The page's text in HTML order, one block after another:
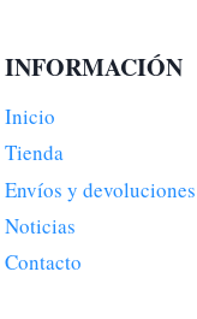
INFORMACIÓN
Inicio
Tienda
Envíos y devoluciones
Noticias
Contacto